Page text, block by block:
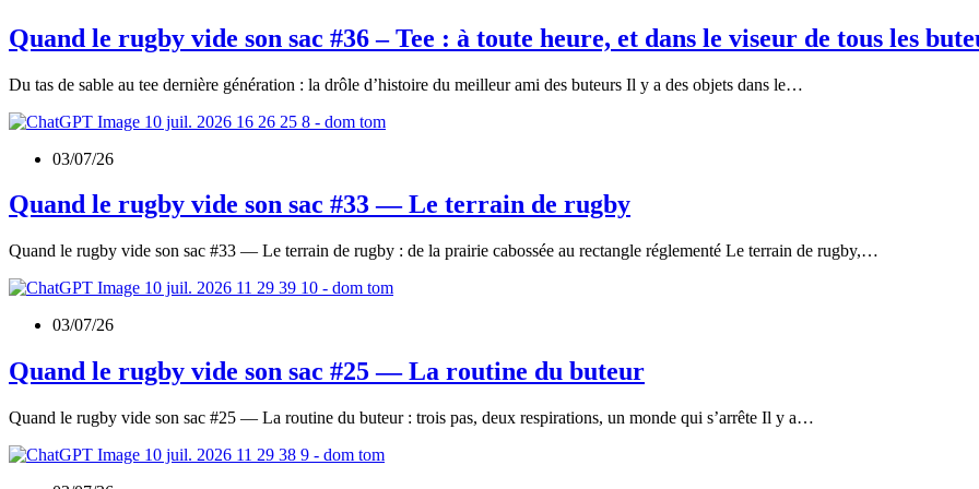
Quand le rugby vide son sac #36 – Tee : à toute heure, et dans le viseur de tous les
Du tas de sable au tee dernière génération : la drôle d’histoire du meilleur ami des buteurs Il y a des objets dans le…
03/07/26
Quand le rugby vide son sac #33 — Le terrain de rugby
Quand le rugby vide son sac #33 — Le terrain de rugby : de la prairie cabossée au rectangle réglementé Le terrain de rugby,…
03/07/26
Quand le rugby vide son sac #25 — La routine du buteur
Quand le rugby vide son sac #25 — La routine du buteur : trois pas, deux respirations, un monde qui s’arrête Il y a…